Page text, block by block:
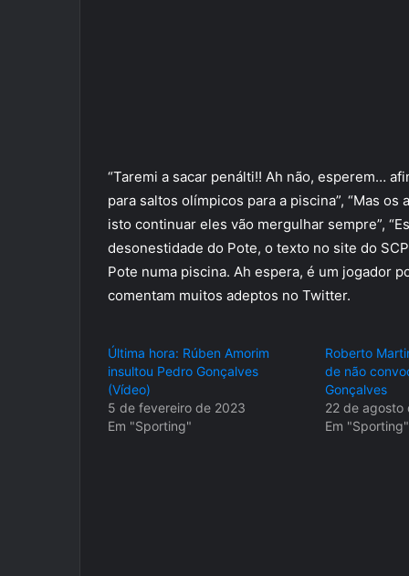
“Taremi a sacar penálti!! Ah não, esperem…
para saltos olímpicos para a piscina”, “Mas
isto continuar eles vão mergulhar sempre”,
desonestidade do Pote, o texto no site do
Pote numa piscina. Ah espera, é um jogador
comentam muitos adeptos no Twitter.
Última hora: Rúben Amorim
insultou Pedro Gonçalves
(Vídeo)
5 de fevereiro de 2023
Em "Sporting"
Roberto
de não
Gonçalves
22 de agosto
Em "Sporting"